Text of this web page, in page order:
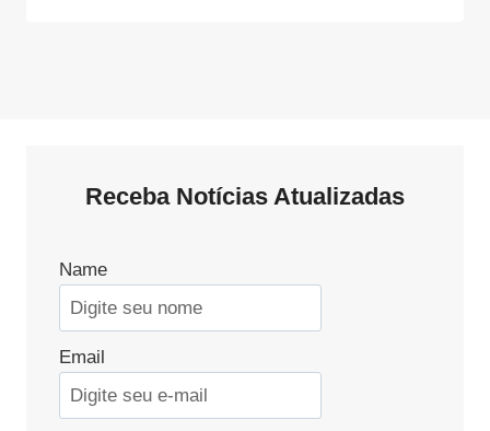
Receba Notícias Atualizadas
Name
Email